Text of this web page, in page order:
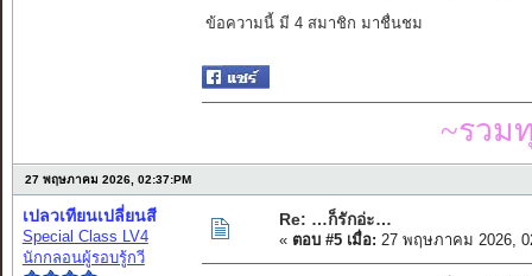
ข้อความนี้ มี 4 สมาชิก มาชื่นชม
~รวม
27 พฤษภาคม 2026, 02:37:PM
เปลวเทียนเปลี่ยนสี
Special Class LV4
นักกลอนผู้รอบรู้กวี
Re: …ก็รักอ่ะ…
« ตอบ #5 เมื่อ: 27 พฤษภาคม 2026,